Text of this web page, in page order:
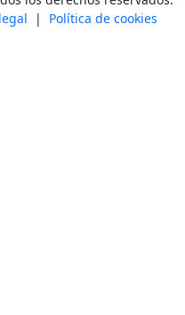
| Política de cookies